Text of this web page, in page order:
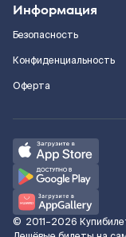
Информация
Безопасность
Конфиденциальность
Оферта
© 2011–2026